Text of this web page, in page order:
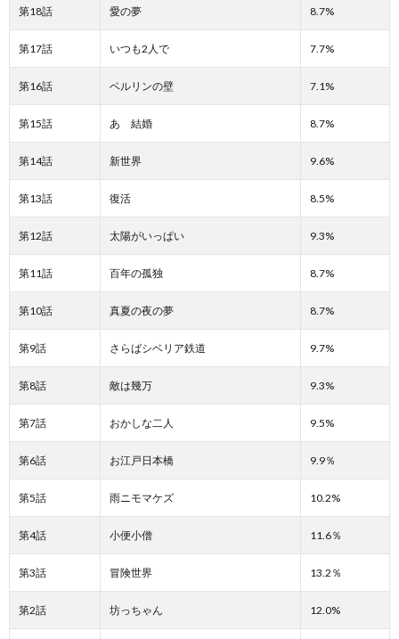
第18話 愛の夢 8.7%
第17話 いつも2人で 7.7%
第16話 ベルリンの壁 7.1%
第15話 あゝ結婚 8.7%
第14話 新世界 9.6%
第13話 復活 8.5%
第12話 太陽がいっぱい 9.3%
第11話 百年の孤独 8.7%
第10話 真夏の夜の夢 8.7%
第9話 さらばシベリア鉄道 9.7%
第8話 敵は幾万 9.3%
第7話 おかしな二人 9.5%
第6話 お江戸日本橋 9.9％
第5話 雨ニモマケズ 10.2%
第4話 小便小僧 11.6％
第3話 冒険世界 13.2％
第2話 坊っちゃん 12.0%